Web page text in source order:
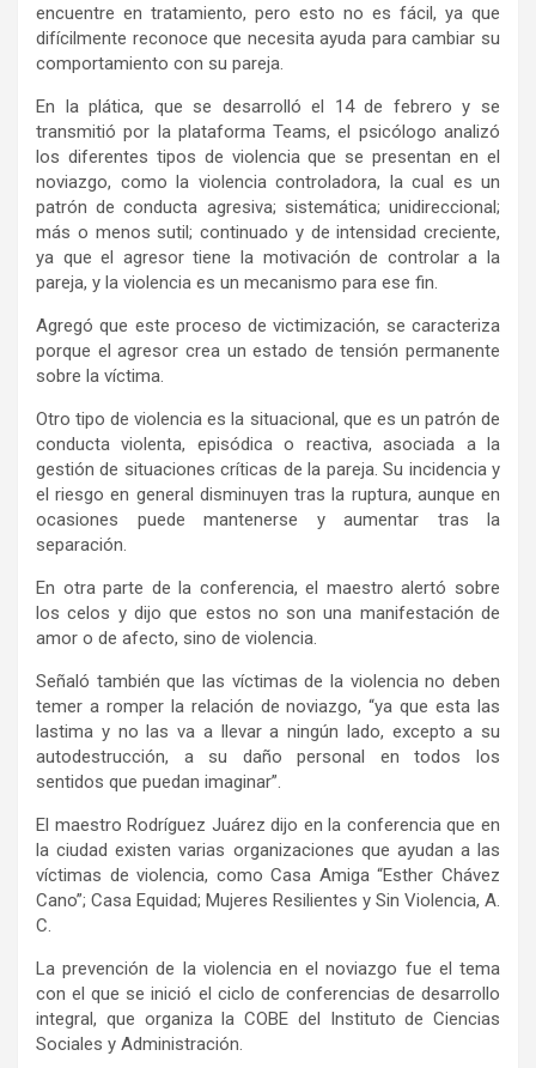
encuentre en tratamiento, pero esto no es fácil, ya que
difícilmente reconoce que necesita ayuda para cambiar su
comportamiento con su pareja.
En la plática, que se desarrolló el 14 de febrero y se
transmitió por la plataforma Teams, el psicólogo analizó
los diferentes tipos de violencia que se presentan en el
noviazgo, como la violencia controladora, la cual es un
patrón de conducta agresiva; sistemática; unidireccional;
más o menos sutil; continuado y de intensidad creciente,
ya que el agresor tiene la motivación de controlar a la
pareja, y la violencia es un mecanismo para ese fin.
Agregó que este proceso de victimización, se caracteriza
porque el agresor crea un estado de tensión permanente
sobre la víctima.
Otro tipo de violencia es la situacional, que es un patrón de
conducta violenta, episódica o reactiva, asociada a la
gestión de situaciones críticas de la pareja. Su incidencia y
el riesgo en general disminuyen tras la ruptura, aunque en
ocasiones puede mantenerse y aumentar tras la
separación.
En otra parte de la conferencia, el maestro alertó sobre
los celos y dijo que estos no son una manifestación de
amor o de afecto, sino de violencia.
Señaló también que las víctimas de la violencia no deben
temer a romper la relación de noviazgo, “ya que esta las
lastima y no las va a llevar a ningún lado, excepto a su
autodestrucción, a su daño personal en todos los
sentidos que puedan imaginar”.
El maestro Rodríguez Juárez dijo en la conferencia que en
la ciudad existen varias organizaciones que ayudan a las
víctimas de violencia, como Casa Amiga “Esther Chávez
Cano”; Casa Equidad; Mujeres Resilientes y Sin Violencia, A.
C.
La prevención de la violencia en el noviazgo fue el tema
con el que se inició el ciclo de conferencias de desarrollo
integral, que organiza la COBE del Instituto de Ciencias
Sociales y Administración.